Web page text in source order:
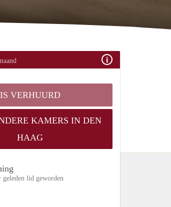
IS VERHUURD
KAMERS IN DEN
HAAG
geleden lid geworden